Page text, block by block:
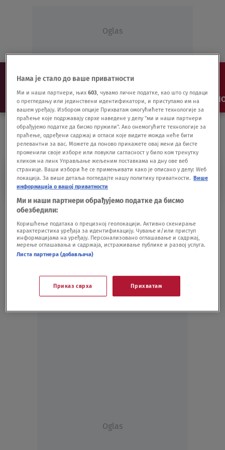
Oglas
NAJNOVIJE VESTI SHOW SPORT VIDEO
PRIPADNICI MUP-A
padaju u nesvest
POLITIKA21.06.21.
Oglas
Нама је стало до ваше приватности
Ми и наши партнери, њих603, чувамо личне податке, као што су подаци
о прегледању или јединствени идентификатори, и приступамо им на
вашем уређају. Избором опције Прихватам омогућићете технологије за
праћење које подржавају сврхе наведене у делу "ми и наши партнери
обрађујемо податке да бисмо пружили". Ако онемогућите технологије за
праћење, одређени садржај и огласи које видите можда неће бити
релевантни за вас. Можете да поново прикажете овај мени да бисте
променили своје изборе или повукли сагласност у било ком тренутку
кликом на линк Управљање жељеним поставкама на дну ове веб
странице. Ваши избори ће се примењивати како је описано у делу: Wеб
локација. За више детаља погледајте нашу политику приватности. Више
информација о вашој приватности
Ми и наши партнери обрађујемо податке да бисмо
обезбедили:
Коришћење података о прецизној геолокацији. Активно скенирање
карактеристика уређаја за идентификацију. Чување и/или приступ
информацијама на уређају. Персонализовано оглашавање и садржај,
мерење оглашавања и садржаја, истраживање публике и развој услуга.
Листа партнера (добављача)
Приказ сврха Прихватам